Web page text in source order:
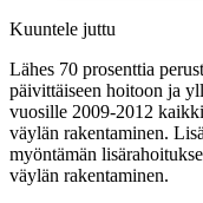
Kuuntele juttu
Lähes 70 prosenttia
päivittäiseen hoitoon ja
vuosille 2009-2012
väylän rakentaminen.
myöntämän
väylän rakentaminen.